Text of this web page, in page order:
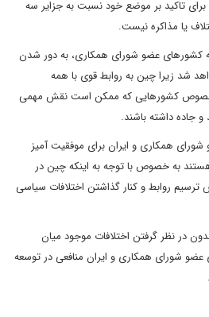
تاکید بر موضع خود نسبت به جزایر سه
یا مذاکره نیست.
کشورهای عضو شورای همکاری، به دور شدن
شد زیرا چین به روابط قوی با همه
خصوص کشورهایی که ممکن است نقش مهمی
و جاده داشته باشند.
همکاری و ایران برای موفقیت آمیز
به خصوص با توجه به اینکه چین در
ترسیم روابط و کنار گذاشتن اختلافات سیاسی
در نظر گرفتن اختلافات موجود میان
شورای همکاری و ایران منافعی در توسعه